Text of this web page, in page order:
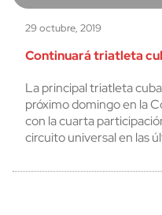
29 octubre, 2019
Continuará triatleta
La principal triatleta
próximo domingo en la
con la cuarta
circuito universal en las